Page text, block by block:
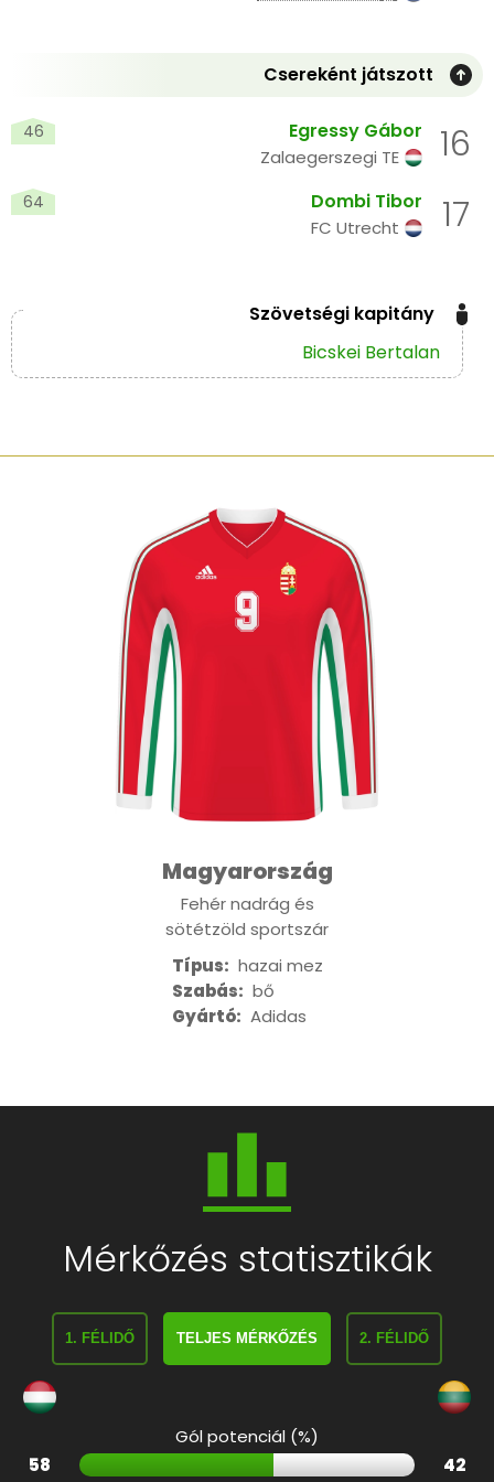
Csereként játszott
16
Egressy Gábor
46
Zalaegerszegi TE
17
Dombi Tibor
64
FC Utrecht
Szövetségi kapitány
Bicskei Bertalan
Magyarország
Fehér nadrág és
sötétzöld sportszár
Típus: hazai mez
Szabás: bő
Gyártó: Adidas
Mérkőzés statisztikák
1. FÉLIDŐ TELJES MÉRKŐZÉS 2. FÉLIDŐ
58
Gól potenciál (%)
42